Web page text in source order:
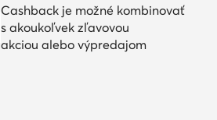
Cashback je možné kombinovať
s akoukoľvek zľavovou
akciou alebo výpredajom